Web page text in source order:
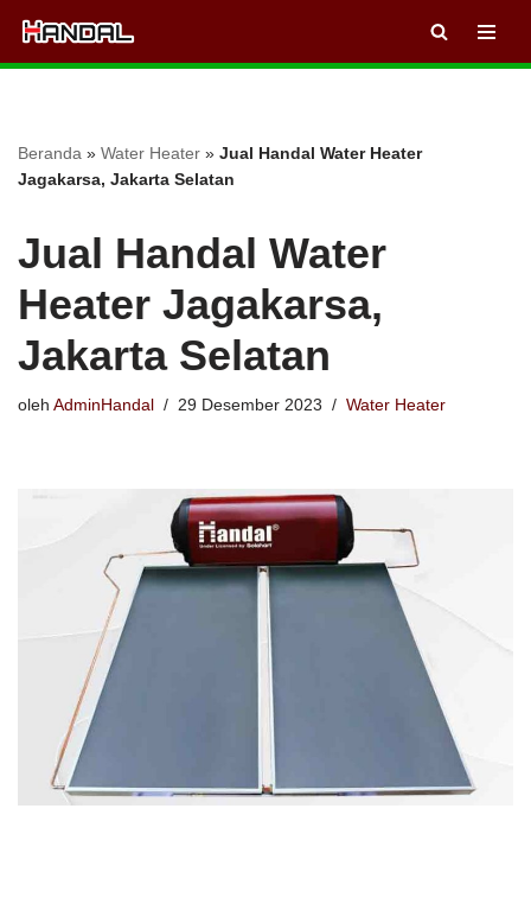
Lompat
Beranda » Water Heater » Jual Handal Water Heater
Jagakarsa, Jakarta Selatan
Jual Handal Water
Heater Jagakarsa,
Jakarta Selatan
oleh AdminHandal 29 Desember 2023 Water Heater